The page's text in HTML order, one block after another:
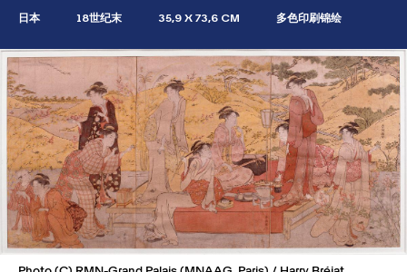
日本 18世纪末 35,9 X 73,6 CM 多色印刷锦绘